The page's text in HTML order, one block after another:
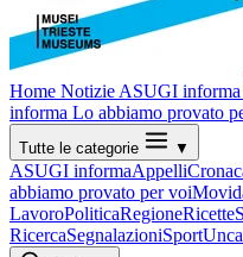
Home Notizie ASUGI informa
informa Lo abbiamo provato
Tutte le categorie ▼
ASUGI informaAppelli
abbiamo provato per voi
LavoroPoliticaRegioneRicette
RicercaSegnalazioniSport